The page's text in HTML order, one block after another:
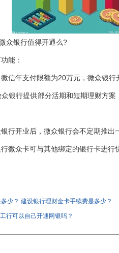
众银行值得开通么?
能：
信年支付限额为20万元，微众银行
银行提供部分活期和短期理财方
行开业后，微众银行会不定期推出
微众卡可与其他绑定的银行卡进行
少？ 建设银行理财金卡手续费是多少？
行可以自己开通网银吗？